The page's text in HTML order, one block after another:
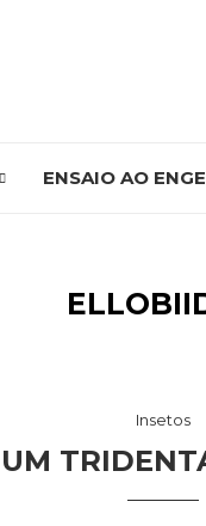
ENSAIO AO
Insetos